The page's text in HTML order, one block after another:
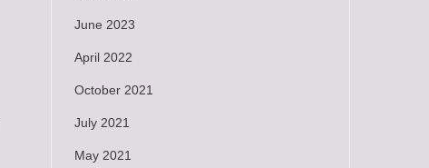
June 2023
April 2022
October 2021
July 2021
May 2021